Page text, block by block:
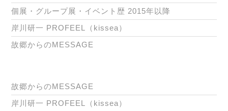
個展・グループ展・イベント歴 2015年以降
岸川研一 PROFEEL（kissea）
故郷からのMESSAGE
故郷からのMESSAGE
岸川研一 PROFEEL（kissea）